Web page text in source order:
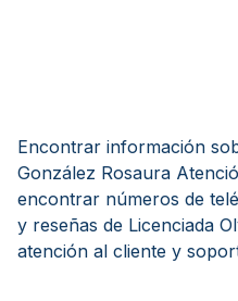
Encontrar información
González Rosaura
encontrar números de
y reseñas de Licenciada
atención al cliente y